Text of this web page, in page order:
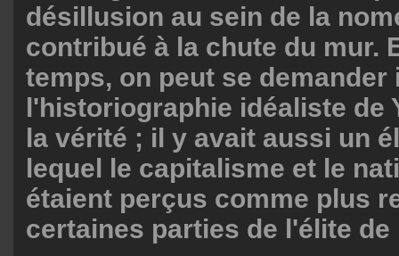
désillusion au sein de la
contribué à la chute du mur.
temps, on peut se demander
l'historiographie idéaliste de
la vérité ; il y avait aussi un
lequel le capitalisme et le
étaient perçus comme plus
certaines parties de l'élite de